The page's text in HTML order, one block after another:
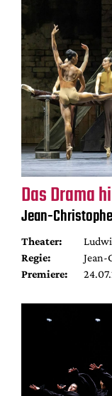
Das Drama
Jean-
Theater:
Regie:
Jean-
Premiere: